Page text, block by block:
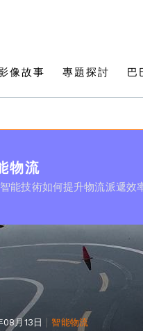
像故事 專題探討 巴
物流
能技術如何提升物流派遞效
月13日 |智能物流